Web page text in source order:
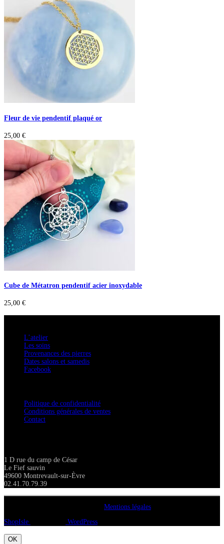
Fleur de vie pendentif plaqué or
25,00 €
Cube de Métatron pendentif acier inoxydable
25,00 €
L’atelier
Les soins
Provenances des pierres
Dates salons et samedis
Facebook
Politique de confidentialité
Conditions générales de ventes
Contact
1 D rue du camp de César
Le Fief sauvin
49600 Montrevault-sur-Èvre
02.41.70.79.39
Mentions légales
ShopIsle
WordPress
OK